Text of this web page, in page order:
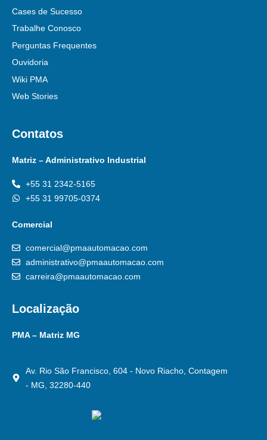
Cases de Sucesso
Trabalhe Conosco
Perguntas Frequentes
Ouvidoria
Wiki PMA
Web Stories
Contatos
Matriz – Administrativo Industrial
+55 31 2342-5165
+55 31 99705-0374
Comercial
comercial@pmaautomacao.com
administrativo@pmaautomacao.com
carreira@pmaautomacao.com
Localização
PMA – Matriz MG
Av. Rio São Francisco, 604 - Novo Riacho, Contagem
- MG, 32280-440